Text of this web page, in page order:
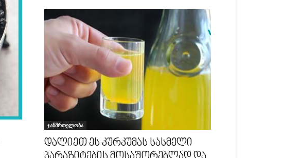
ჯანმრთელობა
დალიეთ ეს კურკუმას სასმელი